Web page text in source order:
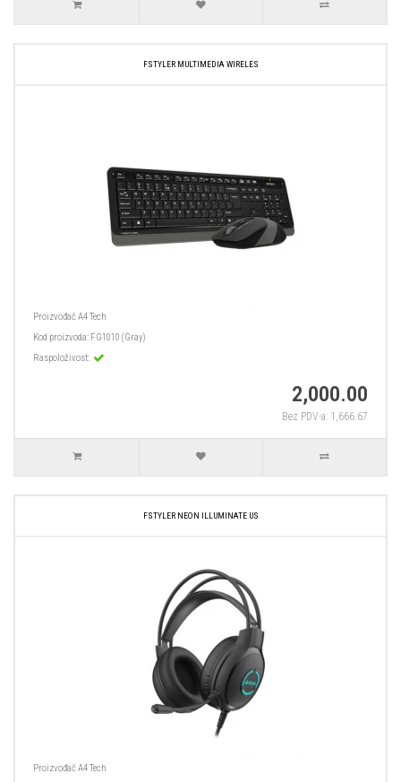
FSTYLER MULTIMEDIA WIRELES
ProizvođačA4 Tech
Kod proizvoda: FG1010 (Gray)
Raspoloživost:
2,000.00
Bez PDV-a: 1,666.67
FSTYLER NEON ILLUMINATE US
ProizvođačA4 Tech